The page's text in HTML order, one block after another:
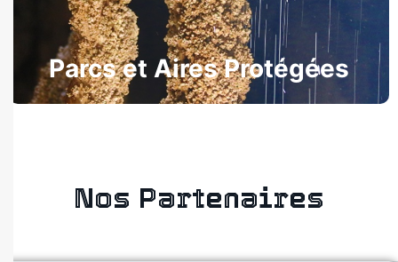
Parcs et Aires Protégées
Nos Partenaires